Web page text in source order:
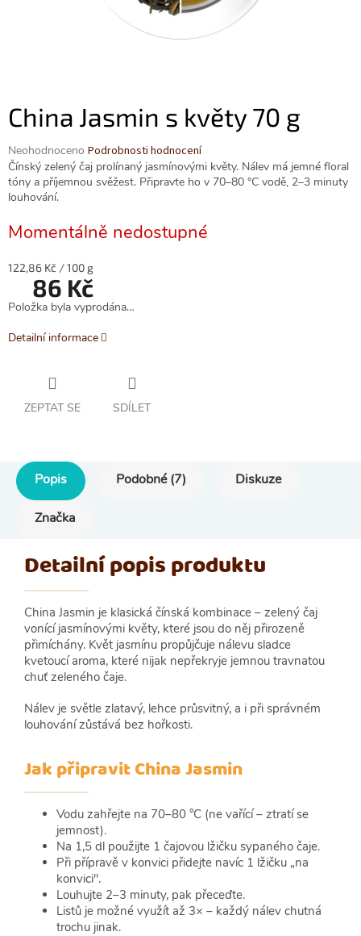
China Jasmin s květy 70 g
Průměrné
hodnocení
produktu
je
z
5
Neohodnoceno Podrobnosti hodnocení
Čínský zelený čaj prolínaný jasmínovými květy. Nálev má jemné floral
tóny a příjemnou svěžest. Připravte ho v 70–80 °C vodě, 2–3 minuty
louhování.
Momentálně nedostupné
Měrná
cena:
122,86 Kč / 100 g
86 Kč
Položka byla vyprodána…
Detailní informace
ZEPTAT SE SDÍLET
Popis Podobné (7) Diskuze
Značka
Detailní popis produktu
China Jasmin je klasická čínská kombinace – zelený čaj
vonící jasmínovými květy, které jsou do něj přirozeně
přimíchány. Květ jasmínu propůjčuje nálevu sladce
kvetoucí aroma, které nijak nepřekryje jemnou travnatou
chuť zeleného čaje.
Nálev je světle zlatavý, lehce průsvitný, a i při správném
louhování zůstává bez hořkosti.
Jak připravit China Jasmin
Vodu zahřejte na 70–80 °C (ne vařící – ztratí se
jemnost).
Na 1,5 dl použijte 1 čajovou lžičku sypaného čaje.
Při přípravě v konvici přidejte navíc 1 lžičku „na
konvici".
Louhujte 2–3 minuty, pak přeceďte.
Listů je možné využít až 3× – každý nálev chutná
trochu jinak.